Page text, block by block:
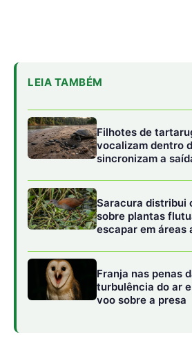
“Essas embalagens valorizam os
ainda promovem impactos sociais
Cezarini, fundadora da Dooka.
Investimento em
O projeto recebeu R$ 1,4 milhão
meio do Programa Prioritário de
indústria OX Bike, que aplicou parte